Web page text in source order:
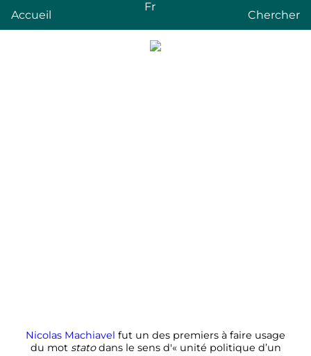
Accueil
Fr
Chercher
Nicolas Machiavel fut un des premiers à faire usage
du mot statodans le sens d'« unité politique d’un